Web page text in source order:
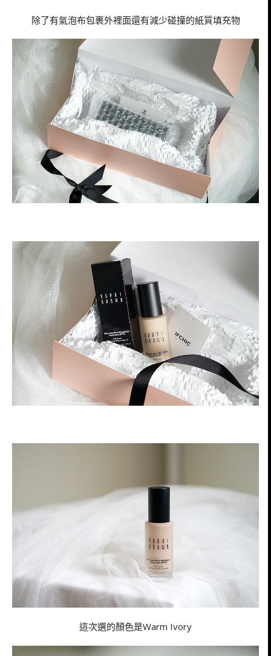
除了有氣泡布包裹外裡面還有減少碰撞的紙質填充物
這次選的顏色是Warm Ivory